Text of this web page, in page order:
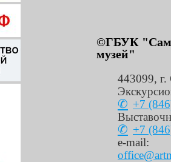
©ГБУК
музей"
443099, г.
+7
+7
e-mail: